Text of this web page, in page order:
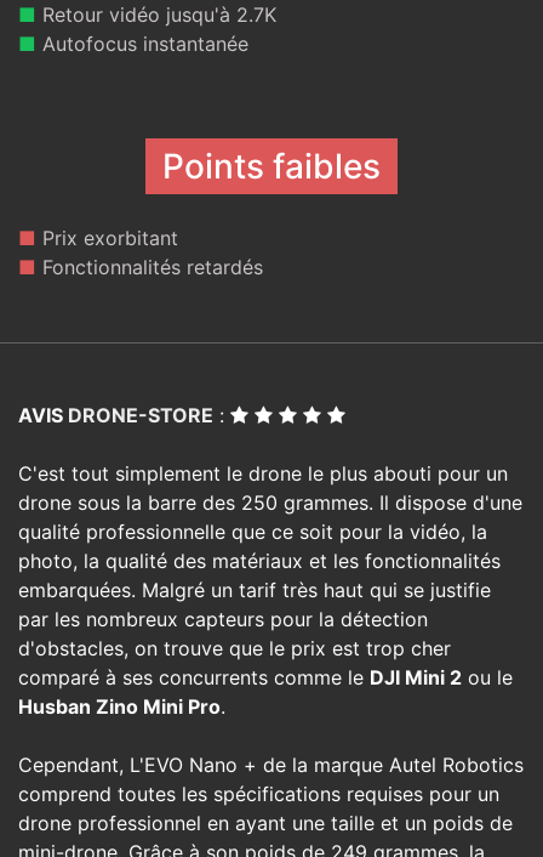
■ Retour vidéo jusqu'à 2.7K
■ Autofocus instantanée
Points faibles
■ Prix exorbitant
■ Fonctionnalités retardés
AVIS DRONE-STORE :
C'est tout simplement le drone le plus abouti pour un
drone sous la barre des 250 grammes. Il dispose d'une
qualité professionnelle que ce soit pour la vidéo, la
photo, la qualité des matériaux et les fonctionnalités
embarquées. Malgré un tarif très haut qui se justifie
par les nombreux capteurs pour la détection
d'obstacles, on trouve que le prix est trop cher
comparé à ses concurrents comme le DJI Mini 2 ou le
Husban Zino Mini Pro.
Cependant, L'EVO Nano + de la marque Autel Robotics
comprend toutes les spécifications requises pour un
drone professionnel en ayant une taille et un poids de
mini-drone. Grâce à son poids de 249 grammes, la